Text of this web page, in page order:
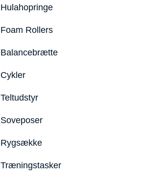
Hulahopringe
Foam Rollers
Balancebrætte
Cykler
Teltudstyr
Soveposer
Rygsække
Træningstasker